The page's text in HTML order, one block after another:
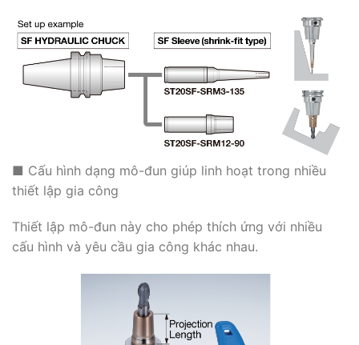
■ Cấu hình dạng mô-đun giúp linh hoạt trong nhiều
thiết lập gia công
Thiết lập mô-đun này cho phép thích ứng với nhiều
cấu hình và yêu cầu gia công khác nhau.